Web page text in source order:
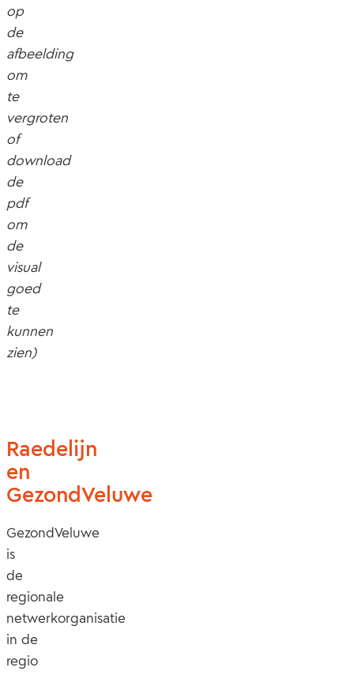
op
de
afbeelding
om
te
vergroten
of
download
de
pdf
om
de
visual
goed
te
kunnen
zien)
Raedelijn
en
GezondVeluwe
GezondVeluwe
is
de
regionale
netwerkorganisatie
in de
regio